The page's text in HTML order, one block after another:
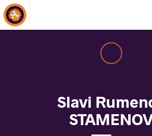
About Events
Slavi